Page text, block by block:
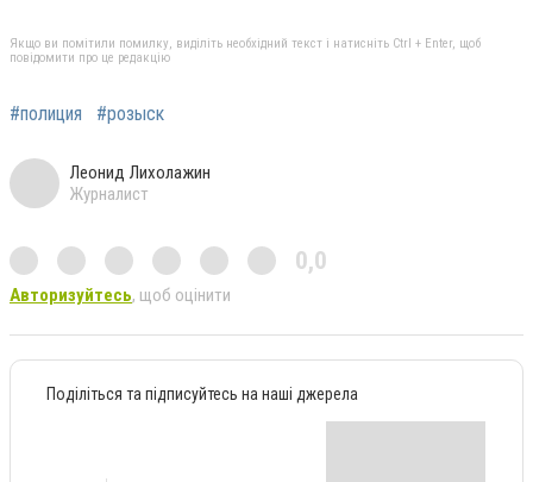
Якщо ви помітили помилку, виділіть необхідний текст і натисніть Ctrl + Enter, щоб
повідомити про це редакцію
#полиция #розыск
Леонид Лихолажин
Журналист
0,0
Авторизуйтесь, щоб оцінити
Поділіться та підписуйтесь на наші джерела